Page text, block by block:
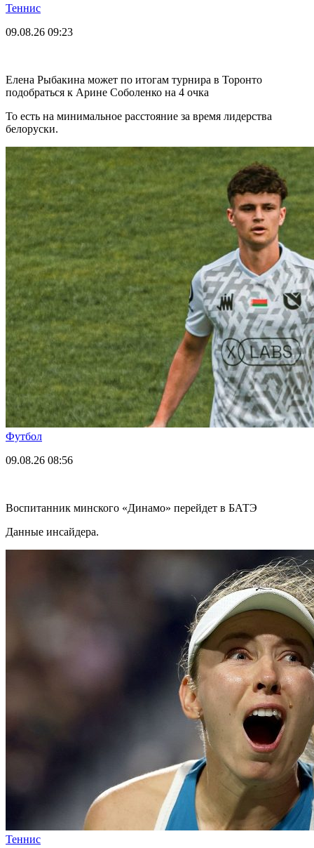
Теннис
09.08.26 09:23
Елена Рыбакина может по итогам турнира в Торонто
подобраться к Арине Соболенко на 4 очка
То есть на минимальное расстояние за время лидерства
белоруски.
Футбол
09.08.26 08:56
Воспитанник минского «Динамо» перейдет в БАТЭ
Данные инсайдера.
Теннис